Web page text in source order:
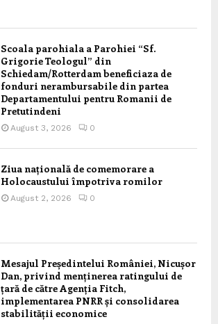
Scoala parohiala a Parohiei “Sf.
Grigorie Teologul” din
Schiedam/Rotterdam beneficiaza de
fonduri nerambursabile din partea
Departamentului pentru Romanii de
Pretutindeni
August 3, 2026 0
Ziua națională de comemorare a
Holocaustului împotriva romilor
August 2, 2026 0
Mesajul Președintelui României, Nicușor
Dan, privind menținerea ratingului de
țară de către Agenția Fitch,
implementarea PNRR și consolidarea
stabilității economice